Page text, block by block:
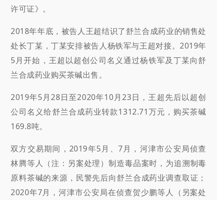
许可证》。
2018年年底，被告人王超结识了舒兰合成药业的销售处
处长丁某，丁某安排被告人杨铁军与王超对接。2019年
5月开始，王超以超创公司名义通过杨铁军及丁某向舒
兰合成药业购买茶碱出售。
2019年5月28日至2020年10月23日，王超先后以超创
公司名义给舒兰合成药业转款1312.71万元，购买茶碱
169.8吨。
双方交易期间，2019年5月、7月，河津市公安局侦查
林腾等人（注：另案处理）制造毒品案时，为追溯制毒
原料茶碱的来源，民警先后向舒兰合成药业调查取证；
2020年7月，河津市公安局在侦查贺少鹏等人（另案处